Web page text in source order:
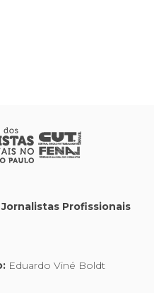
Profissionais
Eduardo Viné Boldt